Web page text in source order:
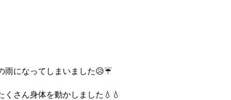
になってしまいました😥☔
さん身体を動かしました💧💧